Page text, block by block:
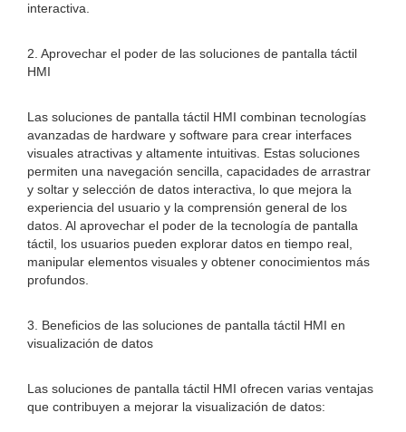
interactiva.
2. Aprovechar el poder de las soluciones de pantalla táctil
HMI
Las soluciones de pantalla táctil HMI combinan tecnologías
avanzadas de hardware y software para crear interfaces
visuales atractivas y altamente intuitivas. Estas soluciones
permiten una navegación sencilla, capacidades de arrastrar
y soltar y selección de datos interactiva, lo que mejora la
experiencia del usuario y la comprensión general de los
datos. Al aprovechar el poder de la tecnología de pantalla
táctil, los usuarios pueden explorar datos en tiempo real,
manipular elementos visuales y obtener conocimientos más
profundos.
3. Beneficios de las soluciones de pantalla táctil HMI en
visualización de datos
Las soluciones de pantalla táctil HMI ofrecen varias ventajas
que contribuyen a mejorar la visualización de datos: